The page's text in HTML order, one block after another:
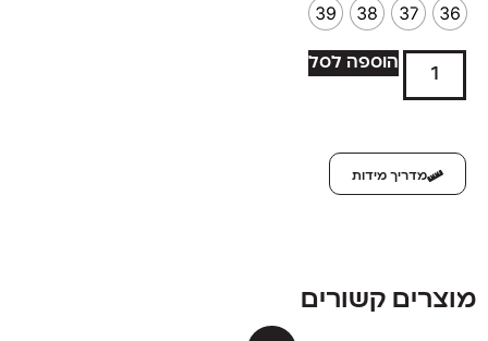
36
37
38
39
הוספה לסל
מדריך מידות
מוצרים קשורים